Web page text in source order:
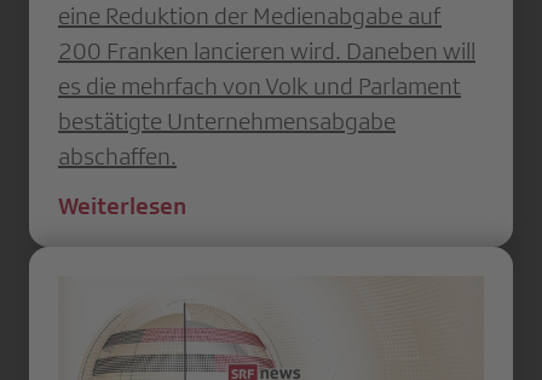
eine Reduktion der Medienabgabe auf
200 Franken lancieren wird. Daneben will
es die mehrfach von Volk und Parlament
bestätigte Unternehmensabgabe
abschaffen.
Weiterlesen